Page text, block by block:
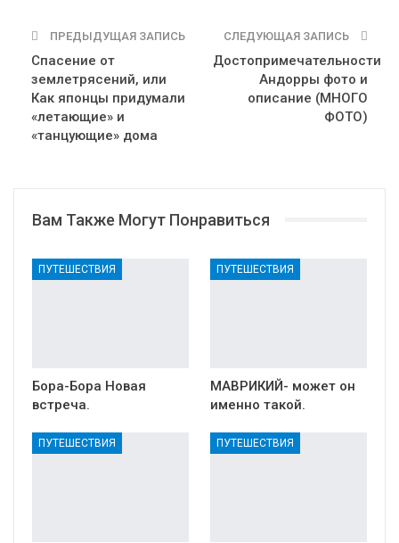
ПРЕДЫДУЩАЯ ЗАПИСЬ
Спасение от
землетрясений, или
Как японцы придумали
«летающие» и
«танцующие» дома
СЛЕДУЮЩАЯ ЗАПИСЬ
Достопримечательности
Андорры фото и
описание (МНОГО
ФОТО)
Вам Также Могут Понравиться
ПУТЕШЕСТВИЯ
Бора-Бора Новая
встреча.
ПУТЕШЕСТВИЯ
МАВРИКИЙ- может он
именно такой.
ПУТЕШЕСТВИЯ ПУТЕШЕСТВИЯ